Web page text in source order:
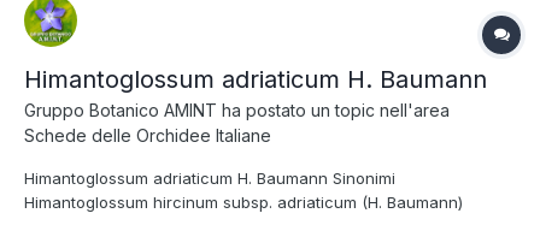
Himantoglossum adriaticum H. Baumann
Gruppo Botanico AMINT ha postato un topic nell'area
Schede delle Orchidee Italiane
Himantoglossum adriaticum H. Baumann Sinonimi
Himantoglossum hircinum subsp. adriaticum (H. Baumann)